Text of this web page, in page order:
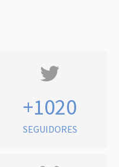
+1020
SEGUIDORES